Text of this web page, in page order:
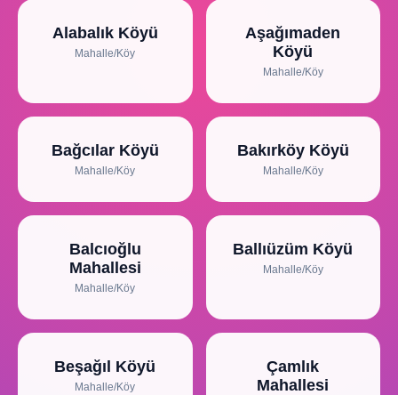
Alabalık Köyü
Mahalle/Köy
Aşağımaden
Köyü
Mahalle/Köy
Bağcılar Köyü
Mahalle/Köy
Bakırköy Köyü
Mahalle/Köy
Balcıoğlu
Mahallesi
Mahalle/Köy
Ballıüzüm Köyü
Mahalle/Köy
Beşağıl Köyü
Mahalle/Köy
Çamlık
Mahallesi